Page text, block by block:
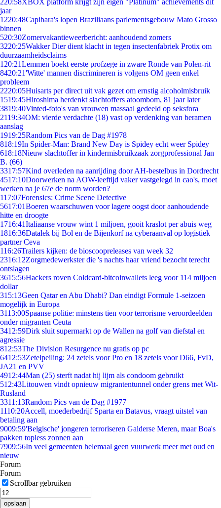
220:58XBOX platform krijgt zijn eigen "Platinum" achievements dit
jaar
1220:48Capibara's lopen Braziliaans parlementsgebouw Mato Grosso
binnen
520:30Zomervakantieweerbericht: aanhoudend zomers
3220:25Wakker Dier dient klacht in tegen insectenfabriek Protix om
duurzaamheidsclaims
1 20:21Lemmen boekt eerste profzege in zware Ronde van Polen-rit
8420:21'Witte' mannen discrimineren is volgens OM geen enkel
probleem
2220:05Huisarts per direct uit vak gezet om ernstig alcoholmisbruik
1519:45Hiroshima herdenkt slachtoffers atoombom, 81 jaar later
3819:40Vinted-foto's van vrouwen massaal gedeeld op seksfora
2119:34OM: vierde verdachte (18) vast op verdenking van beramen
aanslag
1919:25Random Pics van de Dag #1978
818:19In Spider-Man: Brand New Day is Spidey echt weer Spidey
618:18Nieuw slachtoffer in kindermisbruikzaak zorgprofessional Jan
B. (66)
3317:57Kind overleden na aanrijding door AH-bestelbus in Dordrecht
4517:10Doorwerken na AOW-leeftijd vaker vastgelegd in cao's, moet
werken na je 67e de norm worden?
117:07Forensics: Crime Scene Detective
5617:01Boeren waarschuwen voor lagere oogst door aanhoudende
hitte en droogte
1716:41Italiaanse vrouw wint 1 miljoen, gooit kraslot per abuis weg
1816:36Datalek bij Bol en de Bijenkorf na cyberaanval op logistiek
partner Ceva
116:26Trailers kijken: de bioscoopreleases van week 32
2316:12Zorgmedewerkster die 's nachts haar vriend bezocht terecht
ontslagen
3615:56Hackers roven Coldcard-bitcoinwallets leeg voor 114 miljoen
dollar
315:13Geen Qatar en Abu Dhabi? Dan eindigt Formule 1-seizoen
mogelijk in Europa
3113:00Spaanse politie: minstens tien voor terrorisme veroordeelden
onder migranten Ceuta
3412:59Dirk sluit supermarkt op de Wallen na golf van diefstal en
agressie
812:53The Division Resurgence nu gratis op pc
6412:53Zetelpeiling: 24 zetels voor Pro en 18 zetels voor D66, FvD,
JA21 en PVV
4912:44Man (25) sterft nadat hij lijm als condoom gebruikt
512:43Litouwen vindt opnieuw migrantentunnel onder grens met Wit-
Rusland
3311:13Random Pics van de Dag #1977
1110:20Accell, moederbedrijf Sparta en Batavus, vraagt uitstel van
betaling aan
9009:59'Belgische' jongeren terroriseren Galderse Meren, maar Boa's
pakken topless zonnen aan
7909:56In veel gemeenten helemaal geen vuurwerk meer met oud en
nieuw
Forum
Forum
Scrollbar gebruiken
opslaan